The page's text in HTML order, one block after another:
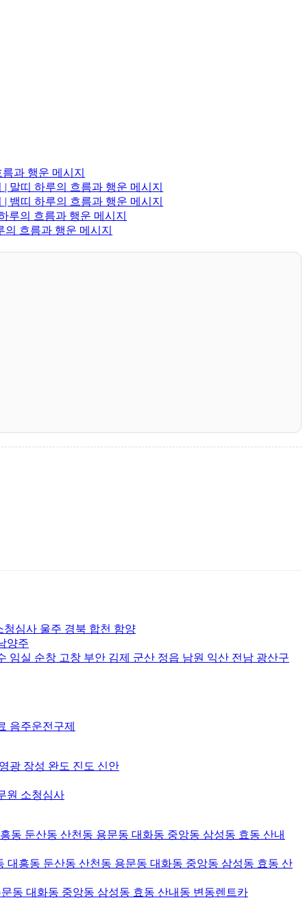
과 행운 메시지
| 말띠 하루의 흐름과 행운 메시지
| 뱀띠 하루의 흐름과 행운 메시지
루의 흐름과 행운 메시지
의 흐름과 행운 메시지
심사 울주 경북 합천 함양
양주
임실 순창 고창 부안 김제 군산 정읍 남원 익산 전남 광산구
음주운전구제
광 장성 완도 진도 신안
원 소청심사
동 둔산동 산천동 용문동 대화동 중앙동 삼성동 효동 산내
흥동 둔산동 산천동 용문동 대화동 중앙동 삼성동 효동 산
동 대화동 중앙동 삼성동 효동 산내동 변동렌트카